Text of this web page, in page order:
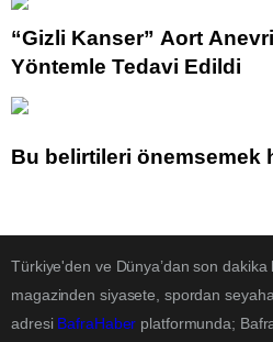
“Gizli Kanser” Aort
Yöntemle Tedavi Edildi
Bu belirtileri önemsemek
Türkiye'den ve Dünya’dan son dakika
magazinden siyasete, spordan
adresi BafraHaber platformunda;